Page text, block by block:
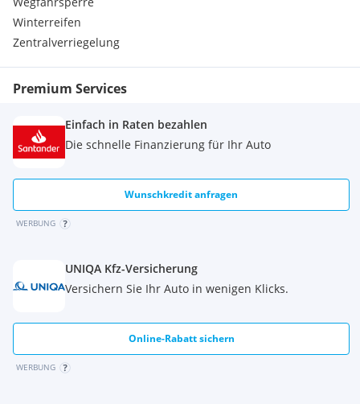
Winterreifen
Zentralverriegelung
Premium Services
Einfach in Raten bezahlen
Die schnelle Finanzierung für Ihr Auto
Wunschkredit anfragen
WERBUNG
UNIQA Kfz-Versicherung
Versichern Sie Ihr Auto in wenigen Klicks.
Online-Rabatt sichern
WERBUNG